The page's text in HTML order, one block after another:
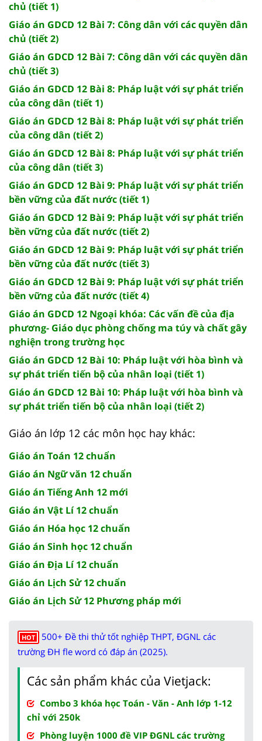
chủ (tiết 1)
Giáo án GDCD 12 Bài 7: Công dân với các quyền dân
chủ (tiết 2)
Giáo án GDCD 12 Bài 7: Công dân với các quyền dân
chủ (tiết 3)
Giáo án GDCD 12 Bài 8: Pháp luật với sự phát triển
của công dân (tiết 1)
Giáo án GDCD 12 Bài 8: Pháp luật với sự phát triển
của công dân (tiết 2)
Giáo án GDCD 12 Bài 8: Pháp luật với sự phát triển
của công dân (tiết 3)
Giáo án GDCD 12 Bài 9: Pháp luật với sự phát triển
bền vững của đất nước (tiết 1)
Giáo án GDCD 12 Bài 9: Pháp luật với sự phát triển
bền vững của đất nước (tiết 2)
Giáo án GDCD 12 Bài 9: Pháp luật với sự phát triển
bền vững của đất nước (tiết 3)
Giáo án GDCD 12 Bài 9: Pháp luật với sự phát triển
bền vững của đất nước (tiết 4)
Giáo án GDCD 12 Ngoại khóa: Các vấn đề của địa
phương- Giáo dục phòng chống ma túy và chất gây
nghiện trong trường học
Giáo án GDCD 12 Bài 10: Pháp luật với hòa bình và
sự phát triển tiến bộ của nhân loại (tiết 1)
Giáo án GDCD 12 Bài 10: Pháp luật với hòa bình và
sự phát triển tiến bộ của nhân loại (tiết 2)
Giáo án lớp 12 các môn học hay khác:
Giáo án Toán 12 chuẩn
Giáo án Ngữ văn 12 chuẩn
Giáo án Tiếng Anh 12 mới
Giáo án Vật Lí 12 chuẩn
Giáo án Hóa học 12 chuẩn
Giáo án Sinh học 12 chuẩn
Giáo án Địa Lí 12 chuẩn
Giáo án Lịch Sử 12 chuẩn
Giáo án Lịch Sử 12 Phương pháp mới
HOT
500+ Đề thi thử tốt nghiệp THPT, ĐGNL các
trường ĐH fle word có đáp án (2025).
Các sản phẩm khác của Vietjack:
Combo 3 khóa học Toán - Văn - Anh lớp 1-12
chỉ với 250k
Phòng luyện 1000 đề VIP ĐGNL các trường